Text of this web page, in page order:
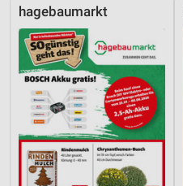
hagebaumarkt